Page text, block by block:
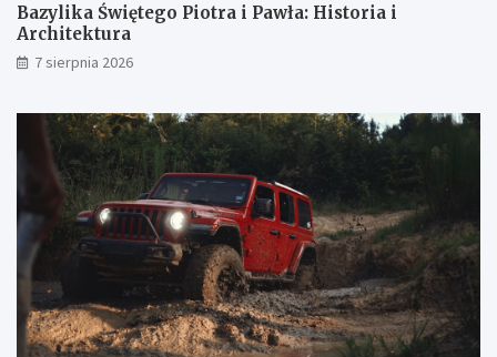
Bazylika Świętego Piotra i Pawła: Historia i
Architektura
7 sierpnia 2026